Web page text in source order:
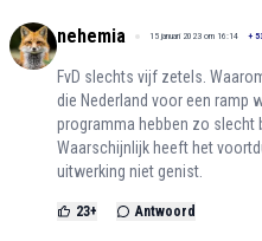
nehemia 15 januari 2023 om 16:14 +
FvD slechts vijf zetels.
die Nederland voor een ramp
programma hebben zo slecht
Waarschijnlijk heeft het
uitwerking niet genist.
23+ Antwoord